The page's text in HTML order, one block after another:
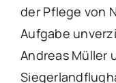
der Pflege von
Aufgabe
Andreas Müller